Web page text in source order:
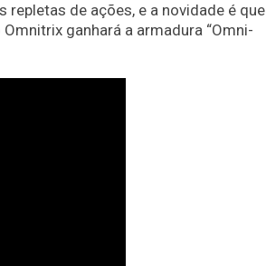
de ações, e a novidade é que
ganhará a armadura “Omni-